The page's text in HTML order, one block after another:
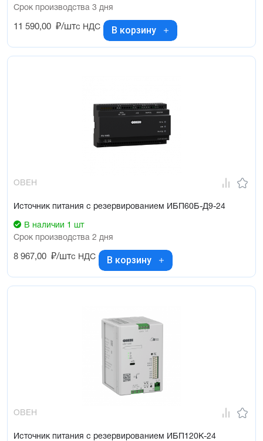
Срок производства 3 дня
11 590,00 ₽/штс НДС В корзину
ОВЕН
Источник питания с резервированием ИБП60Б-Д9-24
В наличии 1 шт
Срок производства 2 дня
8 967,00 ₽/штс НДС В корзину
ОВЕН
Источник питания с резервированием ИБП120К-24